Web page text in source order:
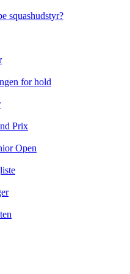
squashudstyr?
for hold
Prix
Open